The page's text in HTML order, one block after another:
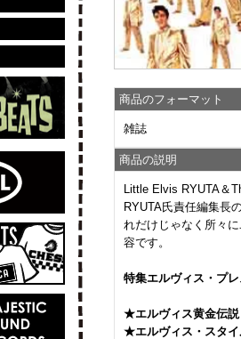
商品のフォーマット
雑誌
商品の説明
Little Elvis RYUTA＆
RYUTA氏責任編集長
れだけじゃなく所々
容です。
特集エルヴィス・プ
★エルヴィス黄金伝説
★エルヴィス・スタイ